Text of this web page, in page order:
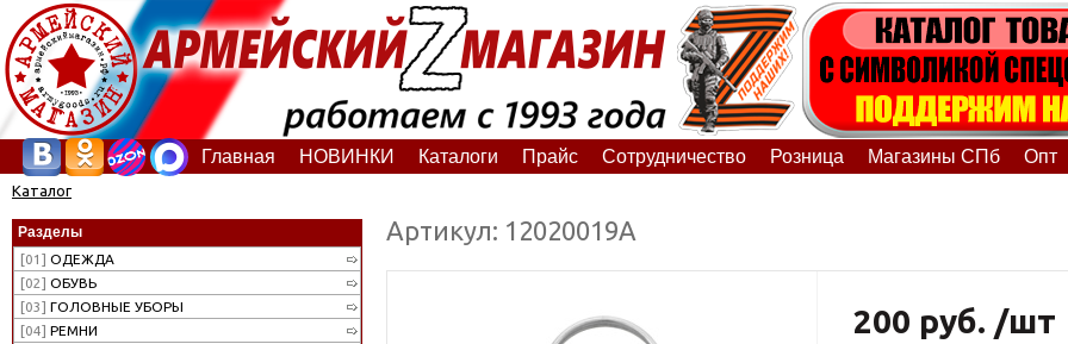
Главная НОВИНКИ Каталоги Прайс Сотрудничество Розница Магазины СПб Опт
Каталог
Разделы
[01] ОДЕЖДА
[02] ОБУВЬ
[03] ГОЛОВНЫЕ УБОРЫ
[04] РЕМНИ
Артикул: 12020019А
200 руб. /шт